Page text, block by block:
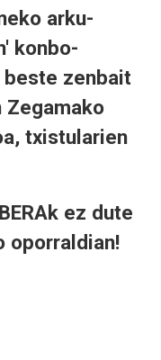
arku-
konbo-
zenbait
Zegamako
txistularien
ez dute
oporraldian!